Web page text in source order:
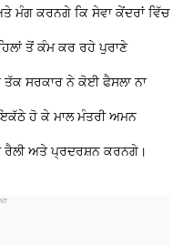
ਮੰਗ ਕਰਨਗੇ ਕਿ ਸੇਵਾ ਕੇਂਦਰਾਂ ਵਿੱਚ
ਤੋਂ ਕੰਮ ਕਰ ਰਹੇ ਪੁਰਾਣੇ
ਤੱਕ ਸਰਕਾਰ ਨੇ ਕੋਈ ਫੈਸਲਾ ਨਾ
ਹੋ ਕੇ ਮਾਲ ਮੰਤਰੀ ਅਮਨ
ਰੈਲੀ ਅਤੇ ਪ੍ਰਦਰਸ਼ਨ ਕਰਨਗੇ।